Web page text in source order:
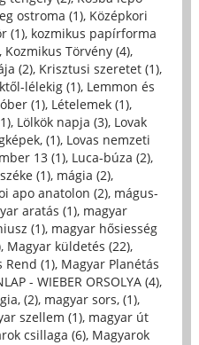
ostroma (1), Középkori
(1), kozmikus papírforma
Kozmikus Törvény (4),
(2), Krisztusi szeretet (1),
lélekig (1), Lemmon és
(1), Lételemek (1),
, Lölkök napja (3), Lovak
(1), Lovas nemzeti
13 (1), Luca-búza (2),
(1), mágia (2),
apo anatolon (2), mágus-
aratás (1), magyar
(1), magyar hősiesség
, Magyar küldetés (22),
Rend (1), Magyar Planétás
- WIEBER ORSOLYA (4),
(2), magyar sors, (1),
szellem (1), magyar út
csillaga (6), Magyarok